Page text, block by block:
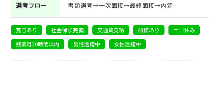
選考フロー 書類選考→一次面接→最終面接→内定
賞与あり 社会保険完備 交通費支給 研修あり
土日休み
残業月20時間以内
男性活躍中 女性活躍中